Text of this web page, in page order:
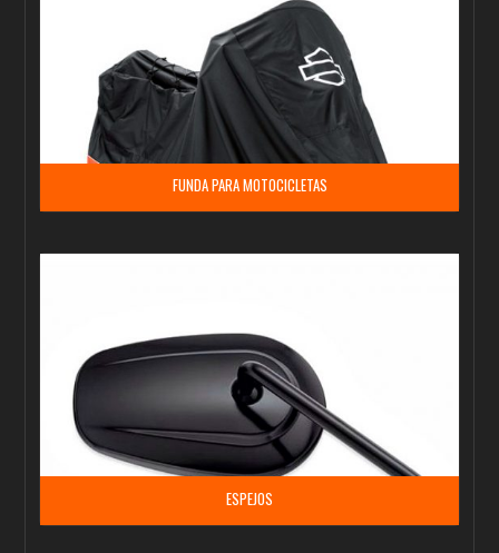
FUNDA PARA MOTOCICLETAS
ESPEJOS